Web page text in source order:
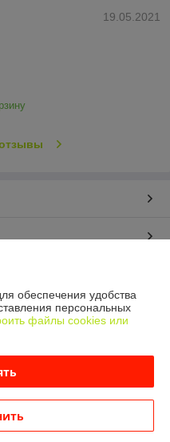
19.05.2021
обеспечения удобства
персональных
файлы cookies или